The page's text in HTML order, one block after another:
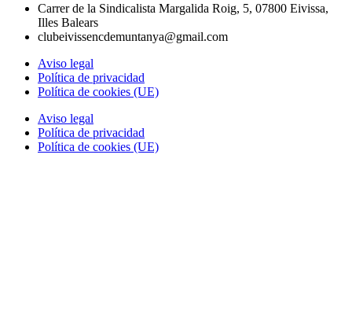
Carrer de la Sindicalista Margalida Roig, 5, 07800 Eivissa,
Illes Balears
clubeivissencdemuntanya@gmail.com
Aviso legal
Política de privacidad
Política de cookies (UE)
Aviso legal
Política de privacidad
Política de cookies (UE)